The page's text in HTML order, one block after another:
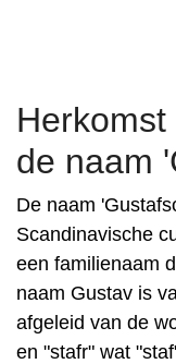
de naam
De naam
Scandinavische
een familienaam
naam Gustav is
afgeleid van de
en "stafr" wat